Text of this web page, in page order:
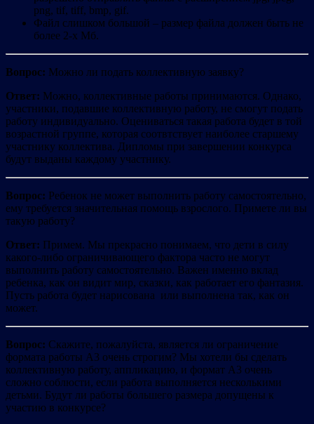
png, tif, tiff, bmp, gif.
Файл слишком большой – размер файла должен быть не
более 2-х Мб.
Вопрос: Можно ли подать коллективную заявку?
Ответ: Можно, коллективные работы принимаются. Однако,
участники, подавшие коллективную работу, не смогут подать
работу индивидуально. Оцениваться такая работа будет в той
возрастной группе, которая соотвтствует наиболее старшему
участнику коллектива. Дипломы при завершении конкурса
будут выданы каждому участнику.
Вопрос: Ребенок не может выполнить работу самостоятельно,
ему требуется значительная помощь взрослого. Примете ли вы
такую работу?
Ответ: Примем. Мы прекрасно понимаем, что дети в силу
какого-либо ограничивающего фактора часто не могут
выполнить работу самостоятельно. Важен именно вклад
ребенка, как он видит мир, сказки, как работает его фантазия.
Пусть работа будет нарисована или выполнена так, как он
может.
Вопрос: Скажите, пожалуйста, является ли ограничение
формата работы А3 очень строгим? Мы хотели бы сделать
коллективную работу, аппликацию, и формат А3 очень
сложно соблюсти, если работа выполняется несколькими
детьми. Будут ли работы большего размера допущены к
участию в конкурсе?